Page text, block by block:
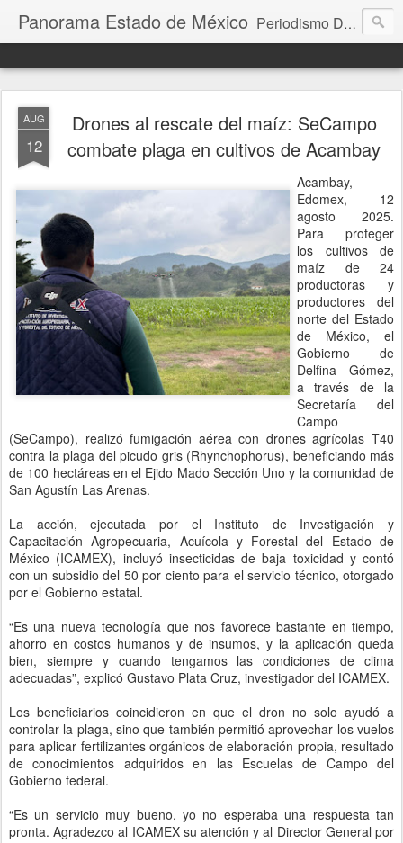
Panorama Estado de México Periodismo Digital
AUG
12
Drones al rescate del maíz: SeCampo
combate plaga en cultivos de Acambay
Acambay,
Edomex, 12
agosto 2025.
Para proteger
los cultivos de
maíz de 24
productoras y
productores del
norte del Estado
de México, el
Gobierno de
Delfina Gómez,
a través de la
Secretaría del
Campo
(SeCampo), realizó fumigación aérea con drones agrícolas T40
contra la plaga del picudo gris (Rhynchophorus), beneficiando más
de 100 hectáreas en el Ejido Mado Sección Uno y la comunidad de
San Agustín Las Arenas.
La acción, ejecutada por el Instituto de Investigación y
Capacitación Agropecuaria, Acuícola y Forestal del Estado de
México (ICAMEX), incluyó insecticidas de baja toxicidad y contó
con un subsidio del 50 por ciento para el servicio técnico, otorgado
por el Gobierno estatal.
“Es una nueva tecnología que nos favorece bastante en tiempo,
ahorro en costos humanos y de insumos, y la aplicación queda
bien, siempre y cuando tengamos las condiciones de clima
adecuadas”, explicó Gustavo Plata Cruz, investigador del ICAMEX.
Los beneficiarios coincidieron en que el dron no solo ayudó a
controlar la plaga, sino que también permitió aprovechar los vuelos
para aplicar fertilizantes orgánicos de elaboración propia, resultado
de conocimientos adquiridos en las Escuelas de Campo del
Gobierno federal.
“Es un servicio muy bueno, yo no esperaba una respuesta tan
pronta. Agradezco al ICAMEX su atención y al Director General por